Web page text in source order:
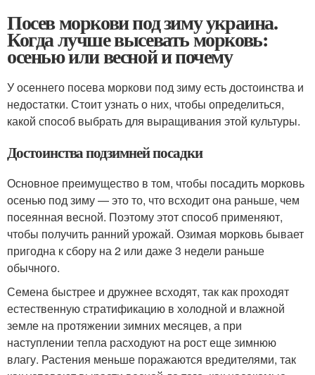
Посев моркови под зиму украина.
Когда лучше высевать морковь:
осенью или весной и почему
У осеннего посева моркови под зиму есть достоинства и
недостатки. Стоит узнать о них, чтобы определиться,
какой способ выбрать для выращивания этой культуры.
Достоинства подзимней посадки
Основное преимущество в том, чтобы посадить морковь
осенью под зиму — это то, что всходит она раньше, чем
посеянная весной. Поэтому этот способ применяют,
чтобы получить ранний урожай. Озимая морковь бывает
пригодна к сбору на 2 или даже 3 недели раньше
обычного.
Семена быстрее и дружнее всходят, так как проходят
естественную стратификацию в холодной и влажной
земле на протяжении зимних месяцев, а при
наступлении тепла расходуют на рост еще зимнюю
влагу. Растения меньше поражаются вредителями, так